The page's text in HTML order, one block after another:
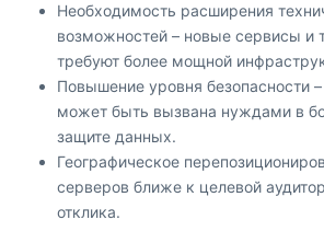
Необходимость расширения
возможностей – новые сервисы и
требуют более мощной
Повышение уровня безопасности
может быть вызвана нуждами в
защите данных.
Географическое
серверов ближе к целевой
отклика.